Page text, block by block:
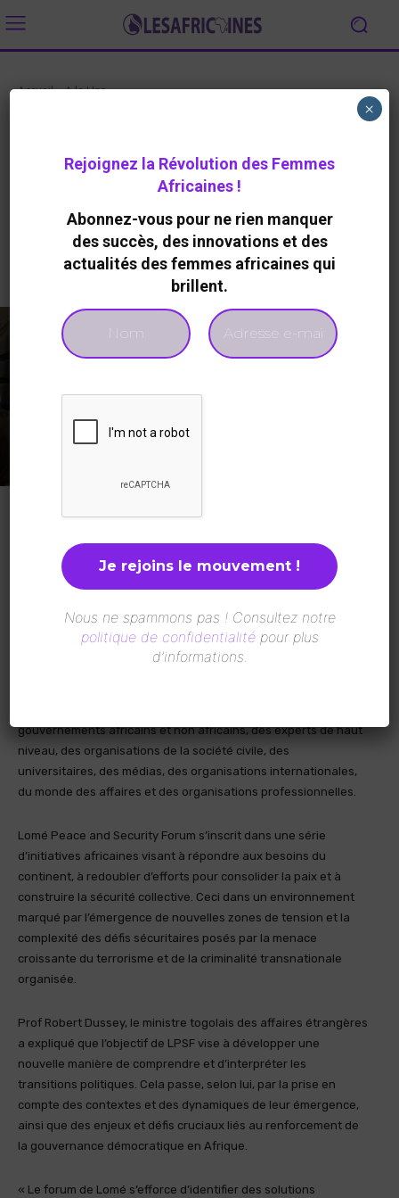
Accueil A la Une
la Paix et la sécurité
Facebook Twitter
Lomé Peace and Security Forum 2023 a ouvert officiellement
ses portes samedi 21 octobre dans la capitale togolaise.
Cette première édition se tient sous le thème : « Comment
démocratique en Afrique » vise le renforcement des transitions
politiques vers une gouvernance démocratique en Afrique.
gouvernements africains et non africains, des experts de haut
niveau, des organisations de la société civile, des
universitaires, des médias, des organisations internationales,
du monde des affaires et des organisations professionnelles.
Lomé Peace and Security Forum s’inscrit dans une série
d’initiatives africaines visant à répondre aux besoins du
continent, à redoubler d’efforts pour consolider la paix et à
construire la sécurité collective. Ceci dans un environnement
marqué par l’émergence de nouvelles zones de tension et la
complexité des défis sécuritaires posés par la menace
croissante du terrorisme et de la criminalité transnationale
organisée.
Prof Robert Dussey, le ministre togolais des affaires étrangères
a expliqué que l’objectif de LPSF vise à développer une
nouvelle manière de comprendre et d’interpréter les
transitions politiques. Cela passe, selon lui, par la prise en
compte des contextes et des dynamiques de leur émergence,
ainsi que des enjeux et défis cruciaux liés au renforcement de
la gouvernance démocratique en Afrique.
« Le forum de Lomé s’efforce d’identifier des solutions
Rejoignez la Révolution des Femmes
Africaines !
Abonnez-vous pour ne rien manquer
des succès, des innovations et des
actualités des femmes africaines qui
brillent.
Nous ne spammons pas ! Consultez notre
politique de confidentialitépour plus
d’informations.
×